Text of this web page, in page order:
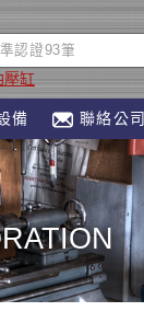
壓缸
備 聯絡公司